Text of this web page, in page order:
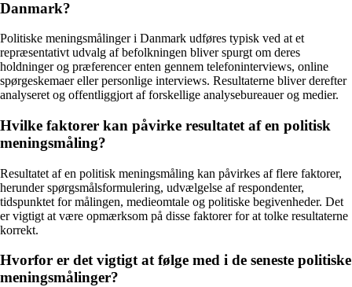
Danmark?
Politiske meningsmålinger i Danmark udføres typisk ved at et
repræsentativt udvalg af befolkningen bliver spurgt om deres
holdninger og præferencer enten gennem telefoninterviews, online
spørgeskemaer eller personlige interviews. Resultaterne bliver derefter
analyseret og offentliggjort af forskellige analysebureauer og medier.
Hvilke faktorer kan påvirke resultatet af en politisk
meningsmåling?
Resultatet af en politisk meningsmåling kan påvirkes af flere faktorer,
herunder spørgsmålsformulering, udvælgelse af respondenter,
tidspunktet for målingen, medieomtale og politiske begivenheder. Det
er vigtigt at være opmærksom på disse faktorer for at tolke resultaterne
korrekt.
Hvorfor er det vigtigt at følge med i de seneste politiske
meningsmålinger?